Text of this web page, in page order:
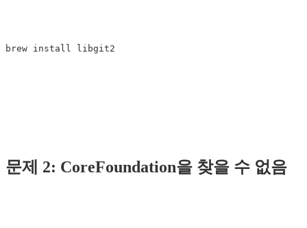
brew install
문제 2: CoreFoundation을 찾을 수 없음